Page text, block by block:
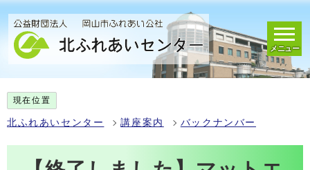
メニュー
現在位置
北ふれあいセンター 講座案内 バックナンバー